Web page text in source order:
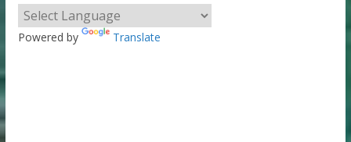
Powered by Translate